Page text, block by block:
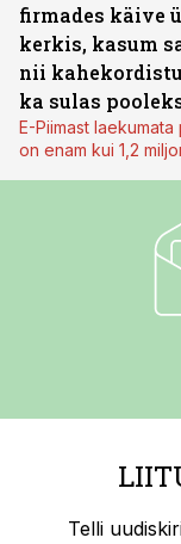
firmades käive
kerkis, kasum
nii
ka sulas
E-Piimast laekumata
on enam kui 1,2
Telli